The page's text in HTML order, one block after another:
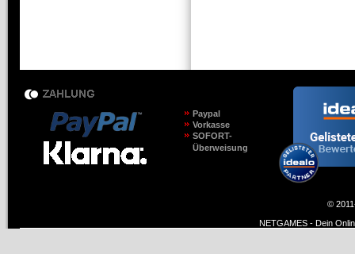
Paypal
Vorkasse
SOFORT-
Überweisung
©
NETGAMES - Dein